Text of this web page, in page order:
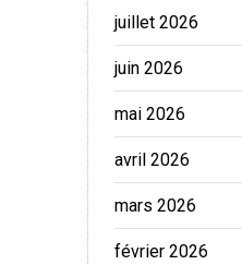
juillet 2026
juin 2026
mai 2026
avril 2026
mars 2026
février 2026